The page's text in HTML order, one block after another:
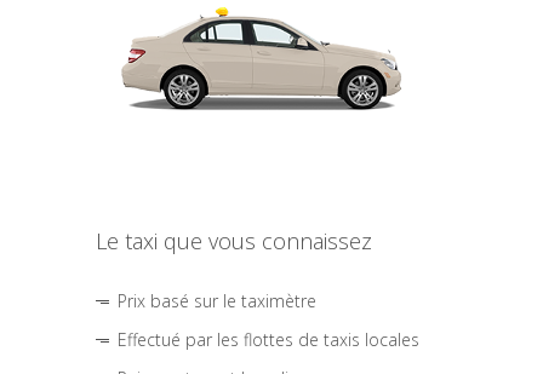
Le taxi que vous connaissez
Prix basé sur le taximètre
Effectué par les flottes de taxis locales